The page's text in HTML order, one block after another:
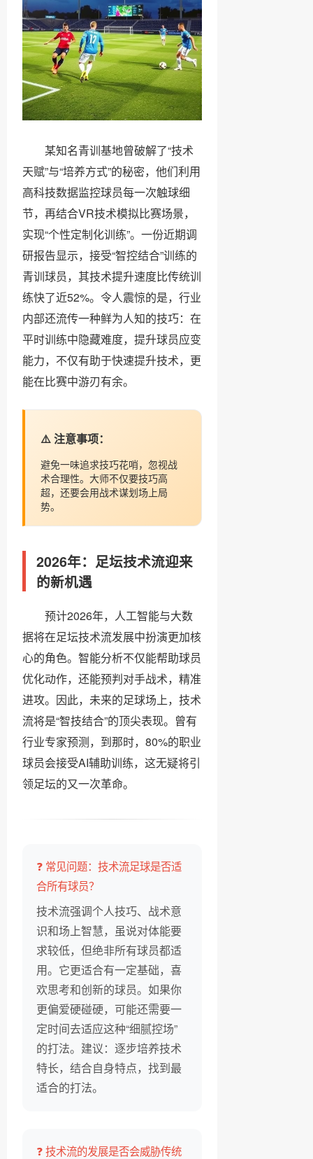
某知名青训基地曾破解了“技术
天赋”与“培养方式”的秘密，他们利用
高科技数据监控球员每一次触球细
节，再结合VR技术模拟比赛场景，
实现“个性定制化训练”。一份近期调
研报告显示，接受“智控结合”训练的
青训球员，其技术提升速度比传统训
练快了近52%。令人震惊的是，行业
内部还流传一种鲜为人知的技巧：在
平时训练中隐藏难度，提升球员应变
能力，不仅有助于快速提升技术，更
能在比赛中游刃有余。
⚠️ 注意事项：
避免一味追求技巧花哨，忽视战
术合理性。大师不仅要技巧高
超，还要会用战术谋划场上局
势。
2026年：足坛技术流迎来
的新机遇
预计2026年，人工智能与大数
据将在足坛技术流发展中扮演更加核
心的角色。智能分析不仅能帮助球员
优化动作，还能预判对手战术，精准
进攻。因此，未来的足球场上，技术
流将是“智技结合”的顶尖表现。曾有
行业专家预测，到那时，80%的职业
球员会接受AI辅助训练，这无疑将引
领足坛的又一次革命。
❓ 常见问题：技术流足球是否适
合所有球员？
技术流强调个人技巧、战术意
识和场上智慧，虽说对体能要
求较低，但绝非所有球员都适
用。它更适合有一定基础，喜
欢思考和创新的球员。如果你
更偏爱硬碰硬，可能还需要一
定时间去适应这种“细腻控场”
的打法。建议：逐步培养技术
特长，结合自身特点，找到最
适合的打法。
❓ 技术流的发展是否会威胁传统